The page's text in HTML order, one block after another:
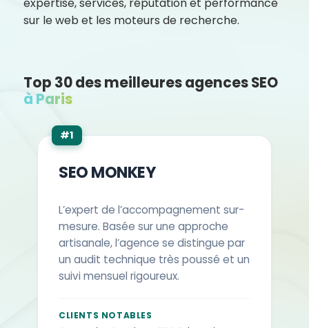
15
16
Growth Room
Digimood Secteurs variés
Evolutive PME, Startups
sur le web et les moteurs de recherche.
Top 30 des meilleures agences SEO
à Paris
#1
SEO MONKEY
L’expert de l’accompagnement sur-
mesure. Basée sur une approche
artisanale, l’agence se distingue par
un audit technique très poussé et un
suivi mensuel rigoureux.
CLIENTS NOTABLES